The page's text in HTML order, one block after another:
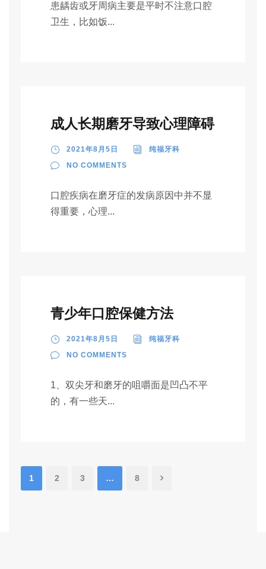
患龋齿或牙周病主要是平时不注意口腔
卫生，比如饭...
成人长期磨牙导致心理障碍
2021年8月5日 纯福牙科
NO COMMENTS
口腔疾病在磨牙症的发病原因中并不显
得重要，心理...
青少年口腔保健方法
2021年8月5日 纯福牙科
NO COMMENTS
1、双尖牙和磨牙的咀嚼面是凹凸不平
的，有一些天...
1 2 3 … 8